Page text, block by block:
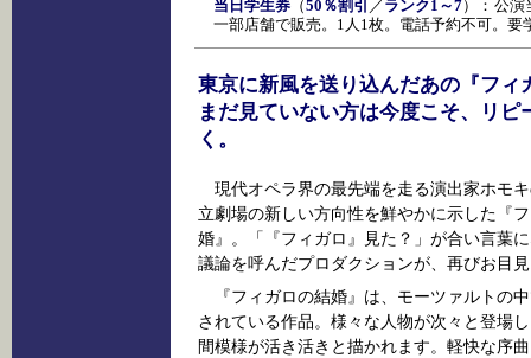
当日学生券（50％割引 ／ ランク1～7）：公演
一部店舗で販売。1人1枚。電話予約不可。
東京に新風を送り込んだあの『フィ
まだ見ていない方は今度こそ、リ
く。
現代オペラ界の最先端を走る演出家ホモ
立劇場の新しい方向性を鮮やかに示した『
婚』。「『フィガロ』見た？」が合い言葉
議論を呼んだプロダクションが、再びお目
『フィガロの結婚』は、モーツァルトの
されている作品。様々な人物が次々と登場
間模様が活き活きと描かれます。軽快な序